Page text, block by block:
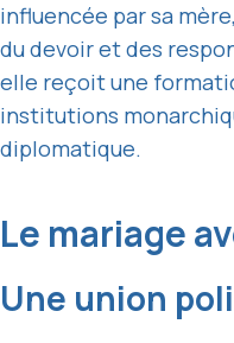
influencée par sa
du devoir et des
elle reçoit une
institutions
diplomatique.
Le mariage
Une union